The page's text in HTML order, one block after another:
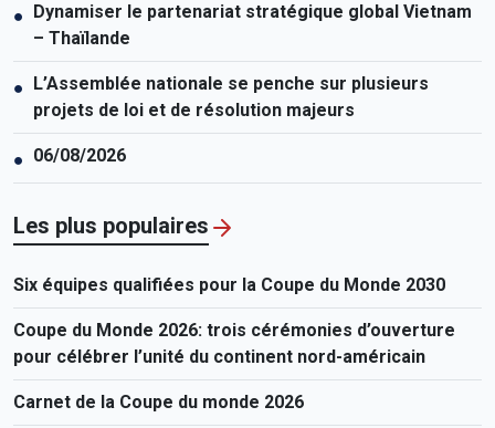
●
Dynamiser le partenariat stratégique global Vietnam
– Thaïlande
●
L’Assemblée nationale se penche sur plusieurs
projets de loi et de résolution majeurs
● 06/08/2026
Les plus populaires
Six équipes qualifiées pour la Coupe du Monde 2030
Coupe du Monde 2026: trois cérémonies d’ouverture
pour célébrer l’unité du continent nord-américain
Carnet de la Coupe du monde 2026